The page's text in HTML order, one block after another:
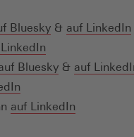
Fenster)
(Öffnet
in
einem
neuen
Fenster)
Bluesky(Öffnet
einem
Fenster)
& auf LinkedIn
in
neuen
Bluesky(Öffnet
einem
& auf
in
auf LinkedIn